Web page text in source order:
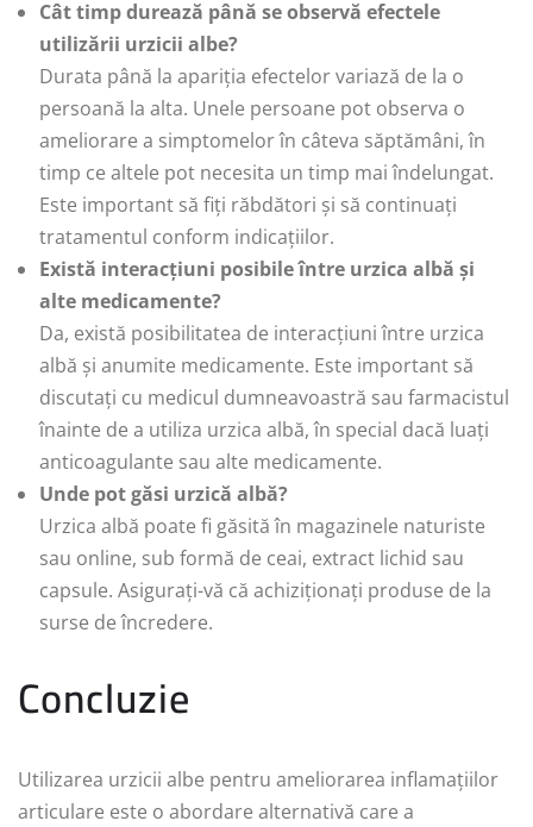
Cât timp durează până se observă efectele
utilizării urzicii albe?
Durata până la apariția efectelor variază de la o
persoană la alta. Unele persoane pot observa o
ameliorare a simptomelor în câteva săptămâni, în
timp ce altele pot necesita un timp mai îndelungat.
Este important să fiți răbdători și să continuați
tratamentul conform indicațiilor.
Există interacțiuni posibile între urzica albă și
alte medicamente?
Da, există posibilitatea de interacțiuni între urzica
albă și anumite medicamente. Este important să
discutați cu medicul dumneavoastră sau farmacistul
înainte de a utiliza urzica albă, în special dacă luați
anticoagulante sau alte medicamente.
Unde pot găsi urzică albă?
Urzica albă poate fi găsită în magazinele naturiste
sau online, sub formă de ceai, extract lichid sau
capsule. Asigurați-vă că achiziționați produse de la
surse de încredere.
Concluzie
Utilizarea urzicii albe pentru ameliorarea inflamațiilor
articulare este o abordare alternativă care a